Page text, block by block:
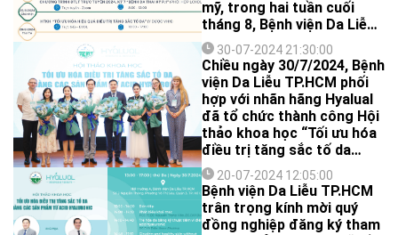
mỹ, trong hai tuần cuối
tháng 8, Bệnh viện Da Liễu
TP.HCM sẽ tổ chức 5 hội
thảo khoa học và chương
trình đào tạo liên tục,
thông tin cụ thể như sau:
30-07-2024 21:30:00
Chiều ngày 30/7/2024, Bệnh
viện Da Liễu TP.HCM phối
hợp với nhãn hãng Hyalual
đã tổ chức thành công Hội
thảo khoa học “Tối ưu hóa
điều trị tăng sắc tố da
bằng các sản phẩm từ acid
hyaluronic”.
20-07-2024 12:05:00
Bệnh viện Da Liễu TP.HCM
trân trọng kính mời quý
đồng nghiệp đăng ký tham